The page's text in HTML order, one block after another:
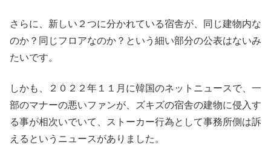
さらに、新しい２つに分かれている宿舎が、同じ建物内な
のか？同じフロアなのか？という細い部分の公表はないみ
たいです。
しかも、２０２２年１１月に韓国のネットニュースで、一
部のマナーの悪いファンが、ズキズの宿舎の建物に侵入す
る事が相次いでいて、ストーカー行為として事務所側は訴
えるというニュースがありました。